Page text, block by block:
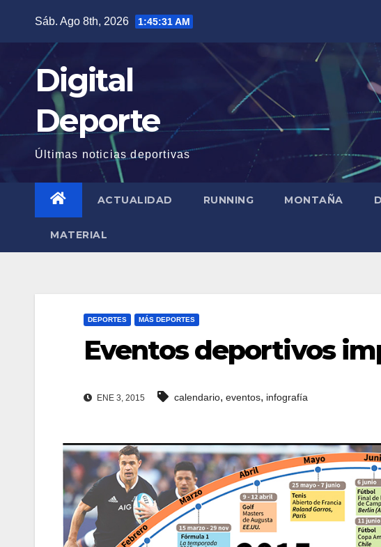
contenido
Sáb. Ago 8th, 2026 1:45:32 AM
Digital
Deporte
Últimas noticias deportivas
ACTUALIDAD RUNNING MONTAÑA
MATERIAL
DEPORTES MÁS DEPORTES
Eventos deportivos
ENE 3, 2015 calendario, eventos, infografía